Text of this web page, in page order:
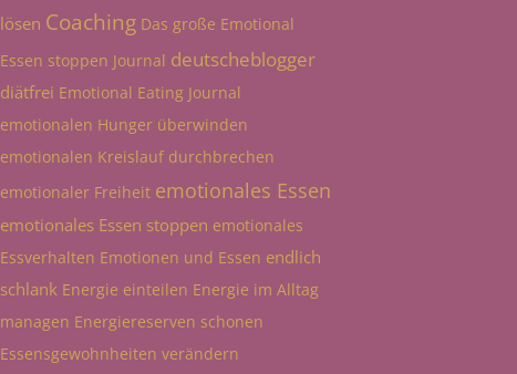
lösen Coaching Das große Emotional
Essen stoppen Journal deutscheblogger
diätfrei Emotional Eating Journal
emotionalen Hunger überwinden
emotionalen Kreislauf durchbrechen
emotionaler Freiheit emotionales Essen
emotionales Essen stoppen emotionales
Essverhalten Emotionen und Essen endlich
schlank Energie einteilen Energie im Alltag
managen Energiereserven schonen
Essensgewohnheiten verändern